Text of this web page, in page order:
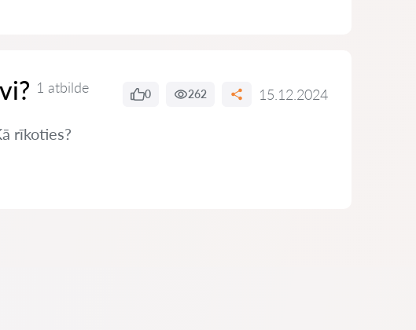
1 atbilde 0 262 15.12.2024
rīkoties?